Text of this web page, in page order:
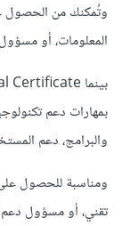
وتُمكنك من الحصول
المعلومات، أو
بمهارات دعم
والبرامج، دعم
ومناسبة للحصول
تقني، أو مسؤول دعم